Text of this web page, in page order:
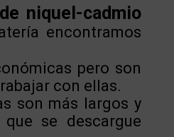
niquel-cadmio
encontramos
pero son
con ellas.
son más largos y
se descargue